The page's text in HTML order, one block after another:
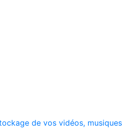
de vos vidéos,